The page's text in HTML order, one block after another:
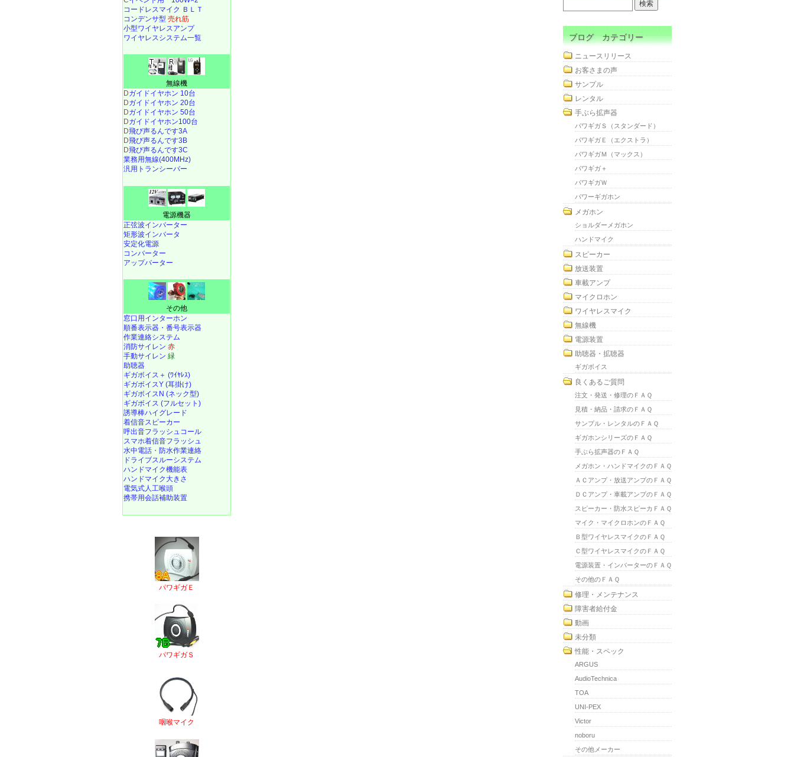
コードレスマイク ＢＬＴ
コンデンサ型 売れ筋
小型ワイヤレスアンプ
ワイヤレスシステム一覧
無線機
Dガイドイヤホン 10台
Dガイドイヤホン 20台
Dガイドイヤホン 50台
Dガイドイヤホン100台
D飛び声るんです3A
D飛び声るんです3B
D飛び声るんです3C
業務用無線(400MHz)
汎用トランシーバー
電源機器
正弦波インバーター
矩形波インバータ
安定化電源
コンバーター
アップバーター
その他
窓口用インターホン
順番表示器・番号表示器
作業連絡システム
消防サイレン 赤
手動サイレン 緑
助聴器
ギガボイス＋ (ﾜｲﾔﾚｽ)
ギガボイスY (耳掛け)
ギガボイスN (ネック型)
ギガボイス (フルセット)
誘導棒ハイグレード
着信音スピーカー
呼出音フラッシュコール
スマホ着信音フラッシュ
水中電話 ・ 防水作業連絡
ドライブスルーシステム
ハンドマイク機能表
ハンドマイク大きさ
電気式人工喉頭
携帯用会話補助装置
パワギガＥ
パワギガＳ
咽喉マイク
ブログ カテゴリー
ニュースリリース
お客さまの声
サンプル
レンタル
手ぶら拡声器
パワギガＳ（スタンダード）
パワギガＥ（エクストラ）
パワギガＭ（マックス）
パワギガ＋
パワギガＷ
パワーギガホン
メガホン
ショルダーメガホン
ハンドマイク
スピーカー
放送装置
車載アンプ
マイクロホン
ワイヤレスマイク
無線機
電源装置
助聴器・拡聴器
ギガボイス
良くあるご質問
注文・発送・修理のＦＡＱ
見積・納品・請求のＦＡＱ
サンプル・レンタルのＦＡＱ
ギガホンシリーズのＦＡＱ
手ぶら拡声器のＦＡＱ
メガホン・ハンドマイクのＦＡＱ
ＡＣアンプ・放送アンプのＦＡＱ
ＤＣアンプ・車載アンプのＦＡＱ
スピーカー・防水スピーカＦＡＱ
マイク・マイクロホンのＦＡＱ
Ｂ型ワイヤレスマイクのＦＡＱ
Ｃ型ワイヤレスマイクのＦＡＱ
電源装置・インバーターのＦＡＱ
その他のＦＡＱ
修理・メンテナンス
障害者給付金
動画
未分類
性能・スペック
ARGUS
AudioTechnica
TOA
UNI-PEX
Victor
noboru
その他メーカー